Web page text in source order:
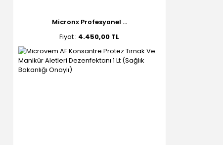
Micronx Profesyonel ...
Fiyat : 4.450,00 TL